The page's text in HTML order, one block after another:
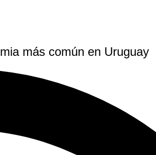
más común en Uruguay